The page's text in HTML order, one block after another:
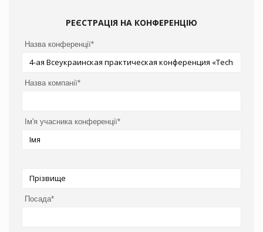
РЕЄСТРАЦІЯ НА КОНФЕРЕНЦІЮ
Назва конференції*
Назва компанії*
Ім'я учасника конференції*
Посада*